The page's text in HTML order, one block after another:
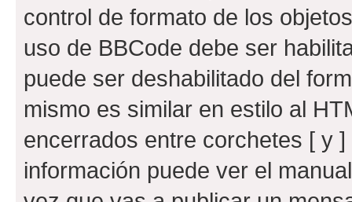
control de formato de los
uso de BBCode debe ser
puede ser deshabilitado del
mismo es similar en estilo al
encerrados entre corchetes [ y
información puede ver el